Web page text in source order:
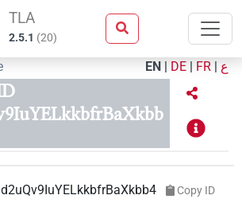
TLA
2.5.1 (20)
EN | DE | FR | ع
Copy ID